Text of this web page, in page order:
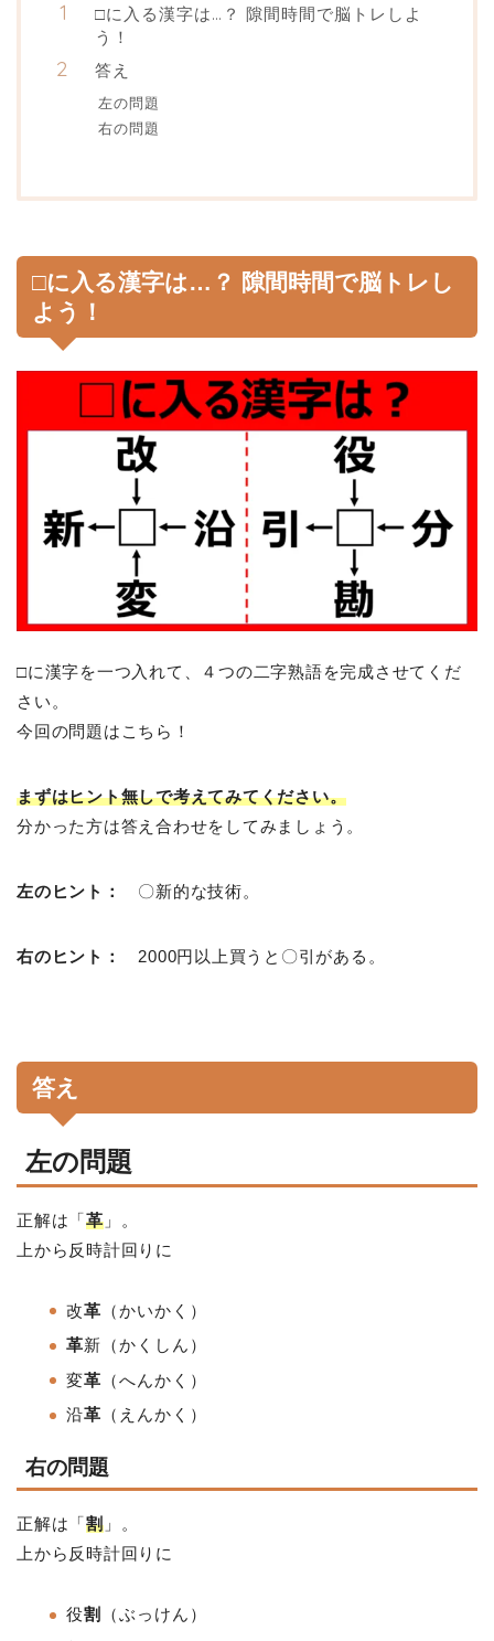
□に入る漢字は…？ 隙間時間で脳トレしよ
う！
答え
左の問題
右の問題
□に入る漢字は…？ 隙間時間で脳トレし
よう！
□に漢字を一つ入れて、４つの二字熟語を完成させてくだ
さい。
今回の問題はこちら！
まずはヒント無しで考えてみてください。
分かった方は答え合わせをしてみましょう。
左のヒント： 〇新的な技術。
右のヒント： 2000円以上買うと〇引がある。
答え
左の問題
正解は「革」。
上から反時計回りに
改革 （かいかく）
革新 （かくしん）
変革 （へんかく）
沿革 （えんかく）
右の問題
正解は「割」。
上から反時計回りに
役割
（ぶっけん）